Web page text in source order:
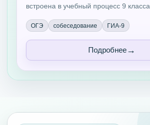
встроена в учебный процесс 9 класса.
ОГЭ собеседование ГИА-9
Подробнее